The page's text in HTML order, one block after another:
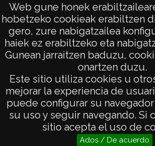
Web gune honek
hobetzeko cookieak erabiltzen
gero, zure nabigatzailea
haiek ez erabiltzeko eta
Gunean jarraitzen baduzu,
onartzen duzu.
Este sitio utiliza cookies u
mejorar la experiencia de
puede configurar su navegador
su uso y seguir navegando. Si
sitio acepta el uso de
Ados / De acuerdo
Modesta Ortiz de Urbina Díaz
AVISO LEGAL
POLÍTICA DE PRIVACIDAD
ACCESIBILIDAD
ATENCIÓN CIUDADANA